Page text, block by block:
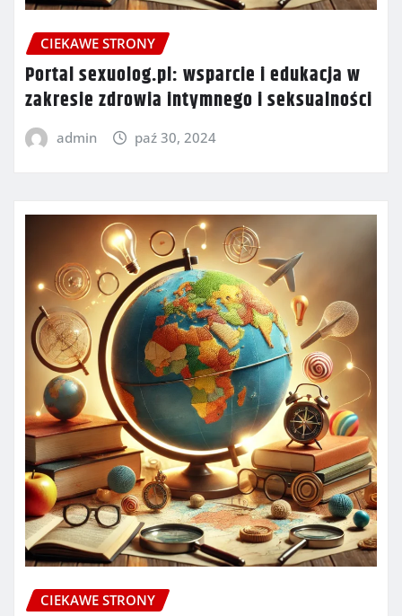
CIEKAWE STRONY
Portal sexuolog.pl: wsparcie i edukacja w
zakresie zdrowia intymnego i seksualności
admin paź 30, 2024
CIEKAWE STRONY